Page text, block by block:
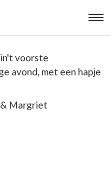
voorste
avond, met een hapje
Margriet